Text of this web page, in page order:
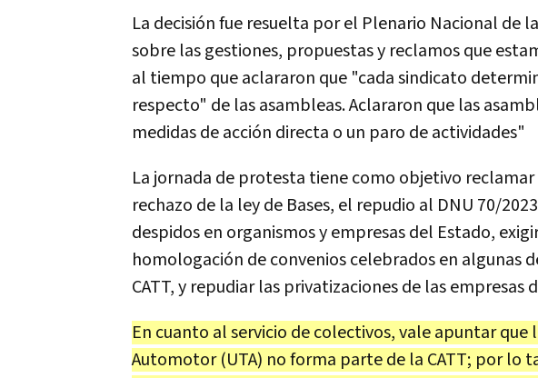
La decisión fue resuelta por el Plenario Nacional de
sobre las gestiones, propuestas y reclamos que
al tiempo que aclararon que "cada sindicato
respecto" de las asambleas. Aclararon que las
medidas de acción directa o un paro de actividades"
La jornada de protesta tiene como objetivo reclamar
rechazo de la ley de Bases, el repudio al DNU 70/
despidos en organismos y empresas del Estado,
homologación de convenios celebrados en algunas
CATT, y repudiar las privatizaciones de las empresas
En cuanto al servicio de colectivos, vale apuntar que
Automotor (UTA) no forma parte de la CATT; por lo